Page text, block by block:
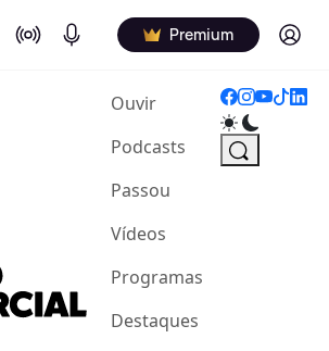
On Air Podcasts Premium Log in
Ouvir(current)
Podcasts
Passou
Vídeos
Programas
Destaques